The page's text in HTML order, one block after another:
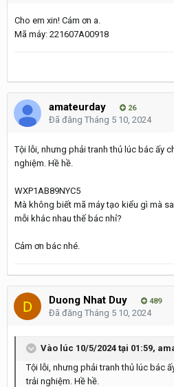
Cho em xin! Cám ơn a.
Mã máy: 221607A00918
amateurday 26
Đã đăng Tháng 5 10, 2024
Tội lỗi, nhưng phải tranh thủ lúc bác ấy
nghiệm. Hề hề.
WXP1AB89NYC5
Mà không biết mã máy tạo kiểu gì mà
mỗi khác nhau thế bác nhỉ?
Cảm ơn bác nhé.
Duong Nhat Duy 489
Đã đăng Tháng 5 10, 2024
Vào lúc 10/5/2024 tại 01:59,
Tội lỗi, nhưng phải tranh thủ lúc bác
trải nghiệm. Hề hề.